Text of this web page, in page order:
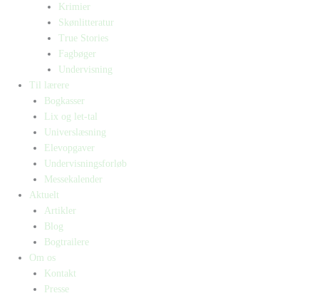
Krimier
Skønlitteratur
True Stories
Fagbøger
Undervisning
Til lærere
Bogkasser
Lix og let-tal
Universlæsning
Elevopgaver
Undervisningsforløb
Messekalender
Aktuelt
Artikler
Blog
Bogtrailere
Om os
Kontakt
Presse